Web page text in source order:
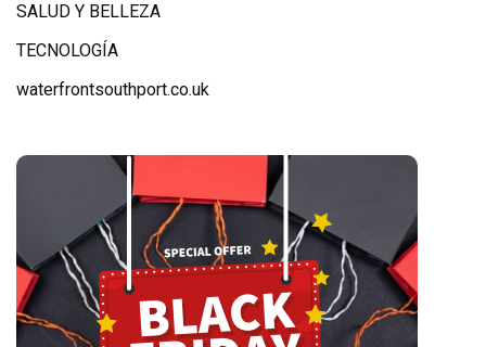
SALUD Y BELLEZA
TECNOLOGÍA
waterfrontsouthport.co.uk